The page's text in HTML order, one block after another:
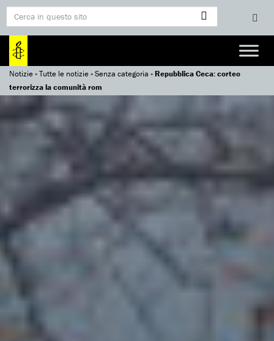
Notizie»Tutte le notizie»Senza categoria »Repubblica Ceca: corteo
terrorizza la comunità rom